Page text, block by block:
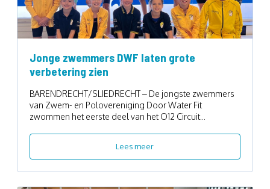
Jonge zwemmers DWF laten grote
verbetering zien
BARENDRECHT/SLIEDRECHT – De jongste zwemmers
van Zwem- en Polovereniging Door Water Fit
zwommen het eerste deel van het O12 Circuit...
Lees meer